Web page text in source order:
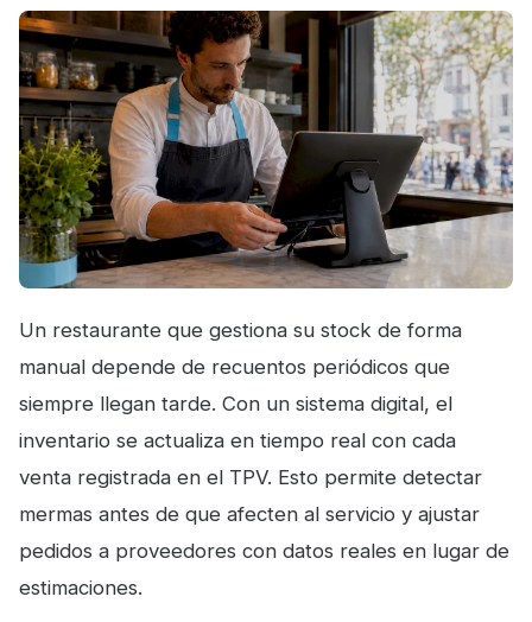
Un restaurante que gestiona su stock de forma
manual depende de recuentos periódicos que
siempre llegan tarde. Con un sistema digital, el
inventario se actualiza en tiempo real con cada
venta registrada en el TPV. Esto permite detectar
mermas antes de que afecten al servicio y ajustar
pedidos a proveedores con datos reales en lugar de
estimaciones.